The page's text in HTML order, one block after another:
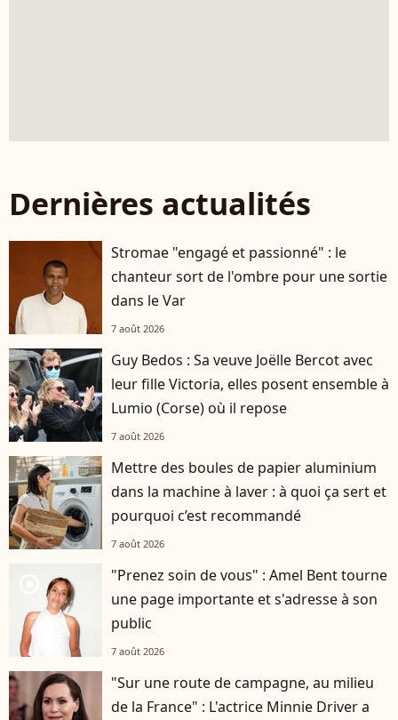
Dernières actualités
Stromae "engagé et passionné" : le
chanteur sort de l'ombre pour une sortie
dans le Var
7 août 2026
Guy Bedos : Sa veuve Joëlle Bercot avec
leur fille Victoria, elles posent ensemble à
Lumio (Corse) où il repose
7 août 2026
Mettre des boules de papier aluminium
dans la machine à laver : à quoi ça sert et
pourquoi c’est recommandé
7 août 2026
"Prenez soin de vous" : Amel Bent tourne
une page importante et s'adresse à son
public
7 août 2026
"Sur une route de campagne, au milieu
de la France" : L'actrice Minnie Driver a